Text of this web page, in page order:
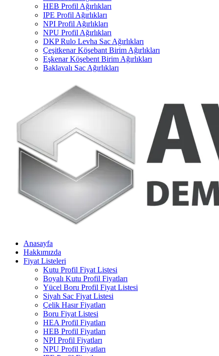
HEB Profil Ağırlıkları
IPE Profil Ağırlıkları
NPI Profil Ağırlıkları
NPU Profil Ağırlıkları
DKP Rulo Levha Sac Ağırlıkları
Çeşitkenar Köşebant Birim Ağırlıkları
Eşkenar Köşebent Birim Ağırlıkları
Baklavalı Sac Ağırlıkları
Anasayfa
Hakkımızda
Fiyat Listeleri
Kutu Profil Fiyat Listesi
Boyalı Kutu Profil Fiyatları
Yücel Boru Profil Fiyat Listesi
Siyah Sac Fiyat Listesi
Çelik Hasır Fiyatları
Boru Fiyat Listesi
HEA Profil Fiyatları
HEB Profil Fiyatları
NPI Profil Fiyatları
NPU Profil Fiyatları